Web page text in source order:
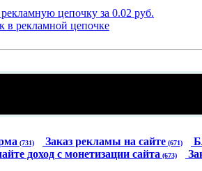
(731) Заказ рекламы на сайте (671)
доход с монетизации сайта (673)